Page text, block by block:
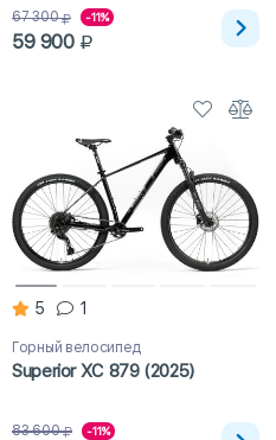
67 300 -11%
59 900
5 1
Горный велосипед
Superior XC 879 (2025)
83 600 -11%